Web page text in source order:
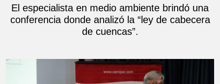
El especialista en medio ambiente brindó una
conferencia donde analizó la “ley de cabecera
de cuencas”.